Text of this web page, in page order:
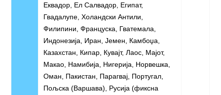
Еквадор, Ел Салвадор, Египат,
Гвадалупе, Холандски Антили,
Филипини, Француска, Гватемала,
Индонезија, Иран, Јемен, Камбоџа,
Казахстан, Кипар, Кувајт, Лаос, Мајот,
Макао, Намибија, Нигерија, Норвешка,
Оман, Пакистан, Парагвај, Португал,
Пољска (Варшава), Русија (фиксна